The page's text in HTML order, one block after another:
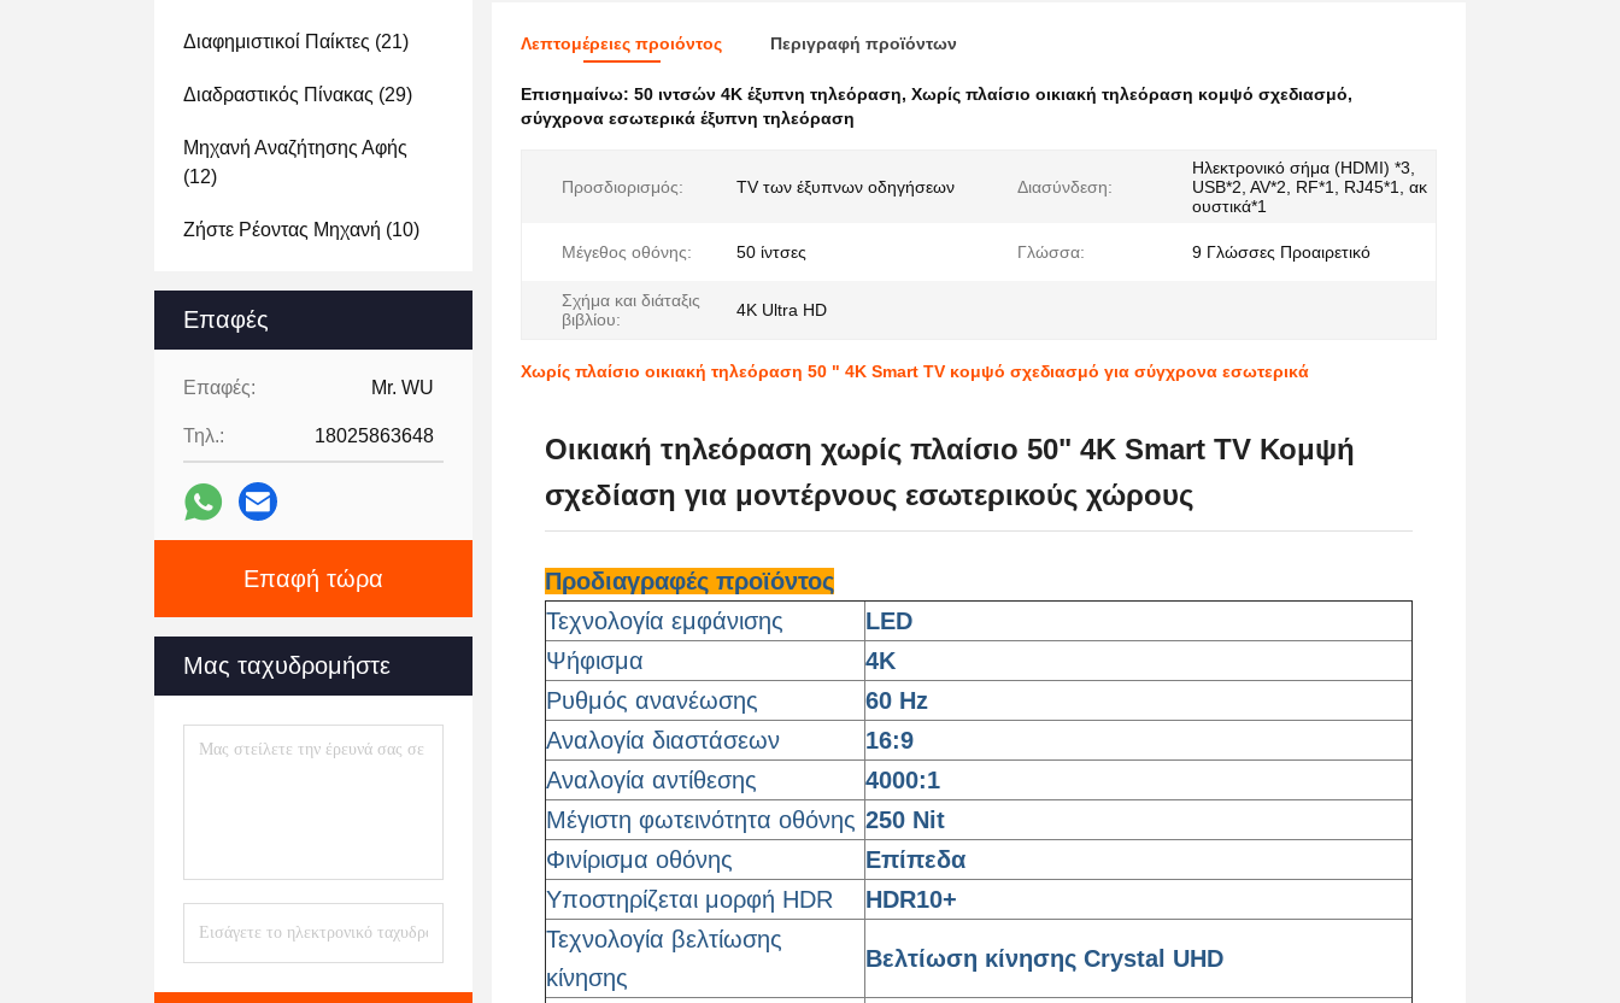
Διαφημιστικοί Παίκτες (21)
Διαδραστικός Πίνακας (29)
Μηχανή Αναζήτησης Αφής
(12)
Ζήστε Ρέοντας Μηχανή (10)
Επαφές
Επαφές: Mr. WU
Τηλ.: 18025863648
Επαφή τώρα
Μας ταχυδρομήστε
Λεπτομέρειες προιόντος Περιγραφή προϊόντων
Επισημαίνω: 50 ιντσών 4K έξυπνη τηλεόραση, Χωρίς πλαίσιο οικιακή τηλεόραση κομψό σχεδιασμό,
σύγχρονα εσωτερικά έξυπνη τηλεόραση
Προσδιορισμός: TV των έξυπνων οδηγήσεων Διασύνδεση:
Ηλεκτρονικό σήμα (HDMI) *3,
USB*2, AV*2, RF*1, RJ45*1, ακ
ουστικά*1
Μέγεθος οθόνης: 50 ίντσες Γλώσσα: 9 Γλώσσες Προαιρετικό
Σχήμα και διάταξις
βιβλίου:
4K Ultra HD
Χωρίς πλαίσιο οικιακή τηλεόραση 50 " 4K Smart TV κομψό σχεδιασμό για σύγχρονα εσωτερικά
Οικιακή τηλεόραση χωρίς πλαίσιο 50" 4K Smart TV Κομψή
σχεδίαση για μοντέρνους εσωτερικούς χώρους
Προδιαγραφές προϊόντος
Τεχνολογία εμφάνισης
LED
Ψήφισμα
4Κ
Ρυθμός ανανέωσης
60 Hz
Αναλογία διαστάσεων
16:9
Αναλογία αντίθεσης
4000:1
Μέγιστη φωτεινότητα οθόνης 250 Nit
Φινίρισμα οθόνης
Επίπεδα
Υποστηρίζεται μορφή HDR
HDR10+
Τεχνολογία βελτίωσης
κίνησης
Βελτίωση κίνησης Crystal UHD